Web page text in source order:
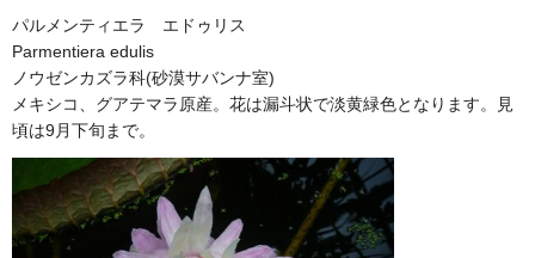
パルメンティエラ エドゥリス
Parmentiera edulis
ノウゼンカズラ科(砂漠サバンナ室)
メキシコ、グアテマラ原産。花は漏斗状で淡黄緑色となります。見
頃は9月下旬まで。